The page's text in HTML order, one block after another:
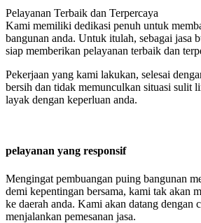
Pelayanan Terbaik dan Terpercaya
Kami memiliki dedikasi penuh untuk
bangunan anda. Untuk itulah, sebagai jasa
siap memberikan pelayanan terbaik dan
Pekerjaan yang kami lakukan, selesai
bersih dan tidak memunculkan situasi sulit
layak dengan keperluan anda.
pelayanan yang responsif
Mengingat pembuangan puing bangunan
demi kepentingan bersama, kami tak akan
ke daerah anda. Kami akan datang dengan
menjalankan pemesanan jasa.